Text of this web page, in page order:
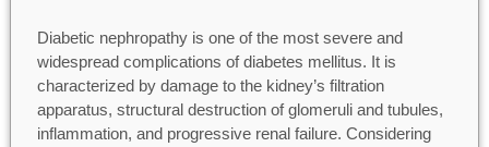
Diabetic nephropathy is one of the most severe and
widespread complications of diabetes mellitus. It is
characterized by damage to the kidney’s filtration
apparatus, structural destruction of glomeruli and tubules,
inflammation, and progressive renal failure. Considering